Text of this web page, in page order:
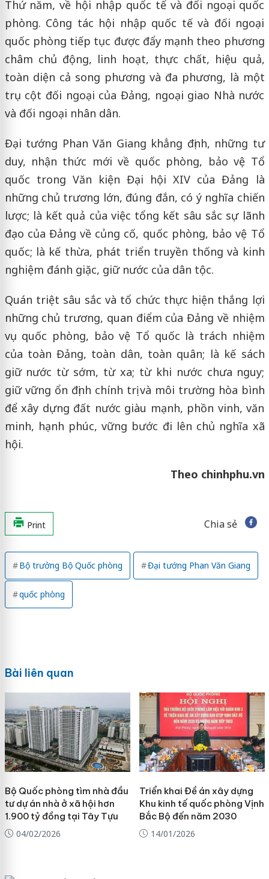
Thứ năm, về hội nhập quốc tế và đối ngoại quốc
phòng. Công tác hội nhập quốc tế và đối ngoại
quốc phòng tiếp tục được đẩy mạnh theo phương
châm chủ động, linh hoạt, thực chất, hiệu quả,
toàn diện cả song phương và đa phương, là một
trụ cột đối ngoại của Đảng, ngoại giao Nhà nước
và đối ngoại nhân dân.
Đại tướng Phan Văn Giang khẳng định, những tư
duy, nhận thức mới về quốc phòng, bảo vệ Tổ
quốc trong Văn kiện Đại hội XIV của Đảng là
những chủ trương lớn, đúng đắn, có ý nghĩa chiến
lược; là kết quả của việc tổng kết sâu sắc sự lãnh
đạo của Đảng về củng cố, quốc phòng, bảo vệ Tổ
quốc; là kế thừa, phát triển truyền thống và kinh
nghiệm đánh giặc, giữ nước của dân tộc.
Quán triệt sâu sắc và tổ chức thực hiện thắng lợi
những chủ trương, quan điểm của Đảng về nhiệm
vụ quốc phòng, bảo vệ Tổ quốc là trách nhiệm
của toàn Đảng, toàn dân, toàn quân; là kế sách
giữ nước từ sớm, từ xa; từ khi nước chưa nguy;
giữ vững ổn định chính trị và môi trường hòa bình
để xây dựng đất nước giàu mạnh, phồn vinh, văn
minh, hạnh phúc, vững bước đi lên chủ nghĩa xã
hội.
Theo chinhphu.vn
Print Chia sẻ
Bộ trưởng Bộ Quốc phòng Đại tướng Phan Văn Giang
quốc phòng
Bài liên quan
Bộ Quốc phòng tìm nhà đầu
tư dự án nhà ở xã hội hơn
1.900 tỷ đồng tại Tây Tựu
04/02/2026
Triển khai Đề án xây dựng
Khu kinh tế quốc phòng Vịnh
Bắc Bộ đến năm 2030
14/01/2026